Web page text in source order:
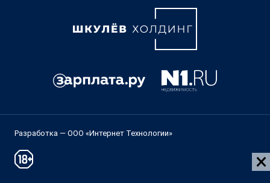
Разработка — ООО «Интернет Технологии»